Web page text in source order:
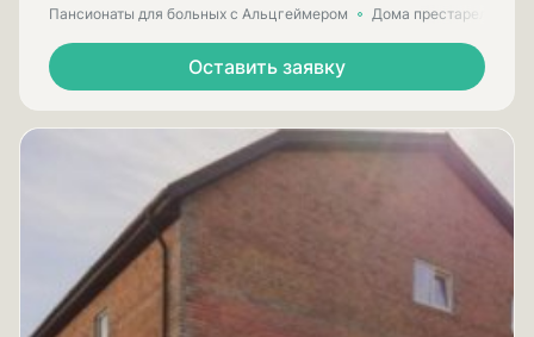
Пансионаты для больных с Альцгеймером Дома престарелых
Оставить заявку